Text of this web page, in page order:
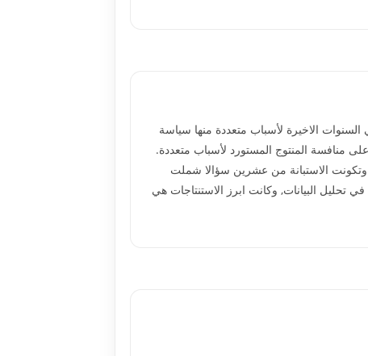
الاخيرة لأسباب متعددة منها سياسة
وعدم قدرته على منافسة المنتوج المستورد لأسباب متعددة.
كأداة لاستطلاع اراء عينة من المستهلكين في اسواق بغداد قضاء الرصافة وبواقع 92 مستهلكا وتكونت الاستبانة من عشرين سؤالا شملت
تحليل البيانات, وكانت ابرز الاستنتاجات هي